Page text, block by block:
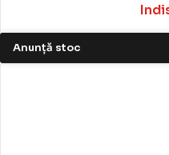
Anunță stoc